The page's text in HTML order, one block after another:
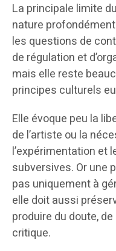
La principale limite
nature
les questions de
de régulation et
mais elle reste
principes culturels
Elle évoque peu la
de l’artiste ou la
l’expérimentation et
subversives. Or une
pas uniquement à
elle doit aussi
produire du doute,
critique.